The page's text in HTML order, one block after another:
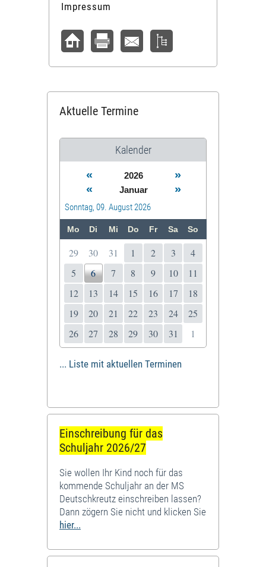
Impressum
Aktuelle Termine
Kalender
« 2026
»
«
Januar »
Sonntag, 09. August 2026
Mo Di Mi Do Fr Sa So
29 30 31 1 2 3
4
5
6 7 8 9 10
11
12
13 14 15 16 17
18
19
20 21 22 23 24
25
26
27 28 29 30 31 1
... Liste mit aktuellen Terminen
Einschreibung für das
Schuljahr 2026/27
Sie wollen Ihr Kind noch für das
kommende Schuljahr an der MS
Deutschkreutz einschreiben lassen?
Dann zögern Sie nicht und klicken Sie
hier...